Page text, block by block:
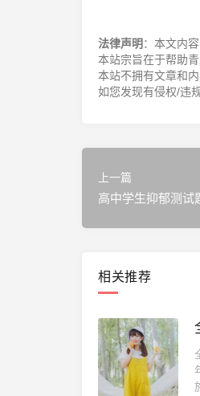
法律声明 ：本文内
本站宗旨在于帮助
本站不拥有文章和
如您发现有侵权/违
上一篇
高中学生抑郁测试
相关推荐